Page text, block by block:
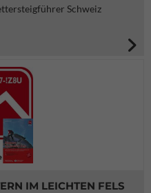
Schweiz
IM LEICHTEN FELS